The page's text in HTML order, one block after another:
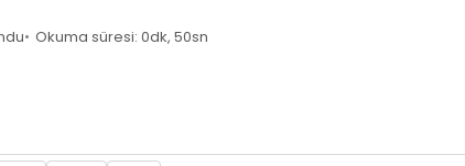
Okuma süresi: 0dk, 50sn